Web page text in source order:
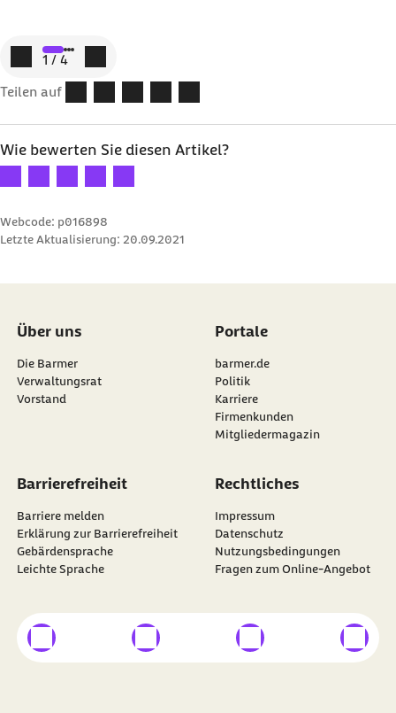
Zum vorigen Element
1 / 4
Teilen auf
Wie bewerten Sie diesen Artikel?
Ihre Bewertung: 1 Stern
Ihre Bewertung: 2 Sterne
Ihre Bewertung: 3 Sterne
Ihre Bewertung: 4 Sterne
Ihre Bewertung: 5 Sterne
Webcode: p016898
Letzte Aktualisierung: 20.09.2021
Über uns
Die Barmer
Verwaltungsrat
Vorstand
Portale
barmer.de
Politik
Karriere
Firmenkunden
Mitgliedermagazin
Barrierefreiheit
Barriere melden
Erklärung zur Barrierefreiheit
Gebärdensprache
Leichte Sprache
Rechtliches
Impressum
Datenschutz
Nutzungsbedingungen
Fragen zum Online-Angebot
Besuchen Sie dieBARMER auf
externer Link externer Link externer Link